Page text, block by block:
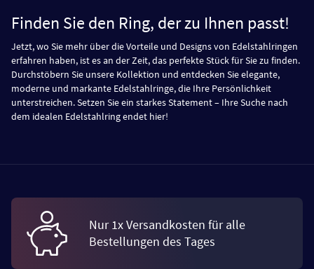
Finden Sie den Ring, der zu Ihnen passt!
Jetzt, wo Sie mehr über die Vorteile und Designs von Edelstahlringen
erfahren haben, ist es an der Zeit, das perfekte Stück für Sie zu finden.
Durchstöbern Sie unsere Kollektion und entdecken Sie elegante,
moderne und markante Edelstahlringe, die Ihre Persönlichkeit
unterstreichen. Setzen Sie ein starkes Statement – Ihre Suche nach
dem idealen Edelstahlring endet hier!
Nur 1x Versandkosten für alle
Bestellungen des Tages